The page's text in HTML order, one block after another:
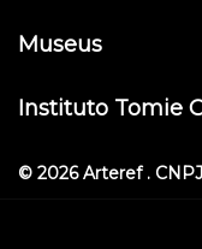
Museus
Instituto Tomie
© 2026 Arteref .